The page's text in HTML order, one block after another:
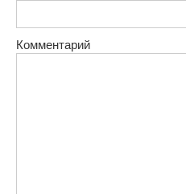
Комментарий